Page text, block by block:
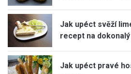
Jak upéct svěží
recept na
Jak upéct pravé